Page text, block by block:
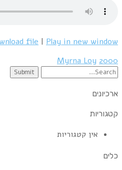
file | Play in new window
2000
Myrna Loy
Search
ארכיונים
קטגוריות
אין קטגוריות
כלים